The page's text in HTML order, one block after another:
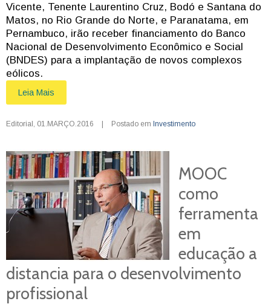
Vicente, Tenente Laurentino Cruz, Bodó e Santana do
Matos, no Rio Grande do Norte, e Paranatama, em
Pernambuco, irão receber financiamento do Banco
Nacional de Desenvolvimento Econômico e Social
(BNDES) para a implantação de novos complexos
eólicos.
Leia Mais
Editorial 01.MARÇO.2016 | Postado em Investimento
MOOC
como
ferramenta
em
educação a
distancia para o desenvolvimento
profissional